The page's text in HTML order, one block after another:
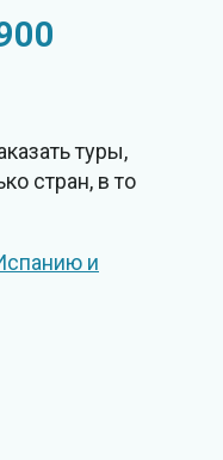
туры,
стран, в то
и